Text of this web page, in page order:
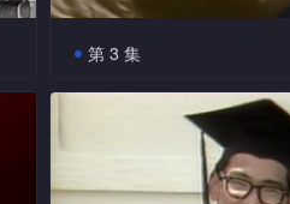
第 3 集
香港塞车的现象非常普
位艺员以交通工具为题的趣
的交通问题。此外，看医生
变扮演医师，去为病人治病